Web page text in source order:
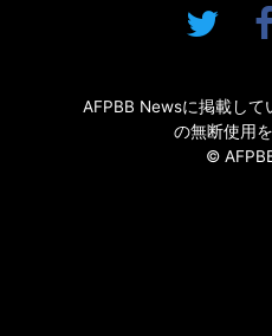
AFPBB Newsに掲載し
の無断使用
©